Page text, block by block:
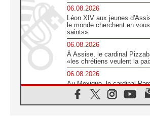
06.08.2026
Léon XIV aux jeunes
le monde cherchent en
saints»
06.08.2026
À Assise, le cardinal
«les chrétiens veulent la
06.08.2026
Au Mexique, le cardinal
aux côtés des
06.08.2026